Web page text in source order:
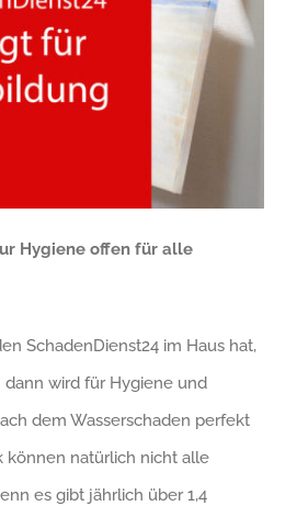
Hygiene offen für alle
SchadenDienst24 im Haus hat,
wird für Hygiene und
dem Wasserschaden perfekt
können natürlich nicht alle
es gibt jährlich über 1,4